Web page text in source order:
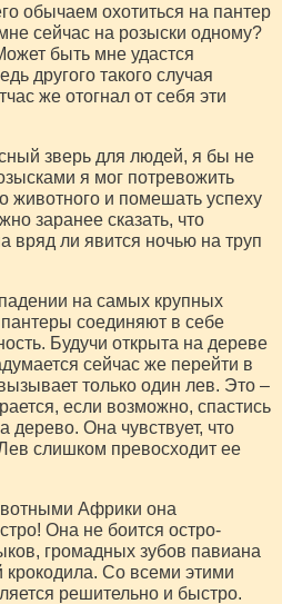
обычаем охотиться на пантер
сейчас на розыски одному?
быть мне удастся
другого такого случая
же отогнал от себя эти
зверь для людей, я бы не
я мог потревожить
животного и помешать успеху
заранее сказать, что
вряд ли явится ночью на труп
на самых крупных
соединяют в себе
Будучи открыта на дереве
сейчас же перейти в
только один лев. Это –
если возможно, спастись
дерево. Она чувствует, что
слишком превосходит ее
Африки она
Она не боится остро-
громадных зубов павиана
крокодила. Со всеми этими
решительно и быстро.